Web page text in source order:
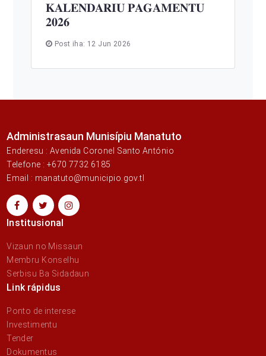
𝐊𝐀𝐋𝐄𝐍𝐃𝐀𝐑𝐈𝐔 𝐏𝐀𝐆𝐀𝐌𝐄𝐍𝐓𝐔
𝟐𝟎𝟐𝟔
Post iha: 12 Jun 2026
Administrasaun Munisípiu Manatuto
Enderesu : Avenida Coronel Santo António
Telefone : +670 7732 6185
Email : manatuto@municipio.gov.tl
Institusional
Vizaun no Missaun
Membru Konselhu
Serbisu Ba Sidadaun
Link rápidus
Ponto de interese
Investimentu
Tender
Dokumentus